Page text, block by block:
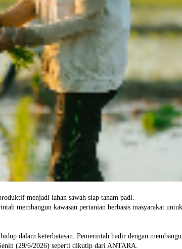
menjadi lahan sawah siap tanam padi.
membangun kawasan pertanian berbasis masyarakat
dalam keterbatasan. Pemerintah hadir dengan
(29/6/2026) seperti dikutip dari ANTARA.